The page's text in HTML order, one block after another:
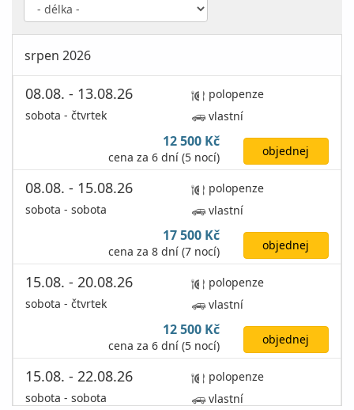
srpen 2026
08.08. - 13.08.26
sobota - čtvrtek
polopenze
vlastní
12 500 Kč
cena za 6 dní (5 nocí) objednej
08.08. - 15.08.26
sobota - sobota
polopenze
vlastní
17 500 Kč
cena za 8 dní (7 nocí) objednej
15.08. - 20.08.26
sobota - čtvrtek
polopenze
vlastní
12 500 Kč
cena za 6 dní (5 nocí) objednej
15.08. - 22.08.26
sobota - sobota
polopenze
vlastní